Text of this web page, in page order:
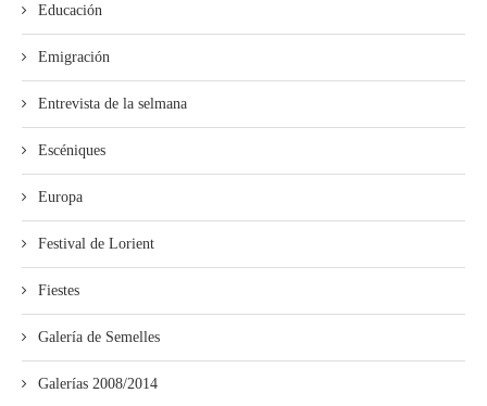
Educación
Emigración
Entrevista de la selmana
Escéniques
Europa
Festival de Lorient
Fiestes
Galería de Semelles
Galerías 2008/2014